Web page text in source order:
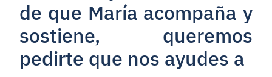
de que María acompaña y
sostiene, queremos
pedirte que nos ayudes a